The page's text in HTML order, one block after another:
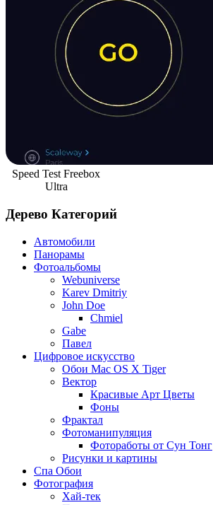
Speed Test Freebox
Ultra
Дерево Категорий
Автомобили
Панорамы
Фотоальбомы
Webuniverse
Karev Dmitriy
John Doe
Chmiel
Gabe
Павел
Цифровое искусство
Обои Mac OS X Tiger
Вектор
Красивые Арт Цветы
Фоны
Фрактал
Фотоманипуляция
Фотоработы от Сун Тонг
Рисунки и картины
Спа Обои
Фотография
Хай-тек